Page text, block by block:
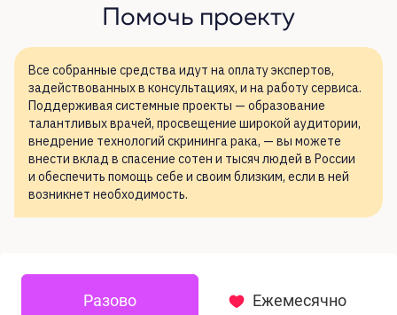
Помочь проекту
Разово Ежемесячно
Все собранные средства идут наоплату экспертов,
задействованных в консультациях, и наработу сервиса.
Поддерживая системные проекты — образование
талантливых врачей, просвещение широкой аудитории,
внедрение технологий скрининга рака, — вы можете
внести вклад в спасение сотен и тысяч людей в России
и обеспечить помощь себе и своим близким, если в ней
возникнет необходимость.